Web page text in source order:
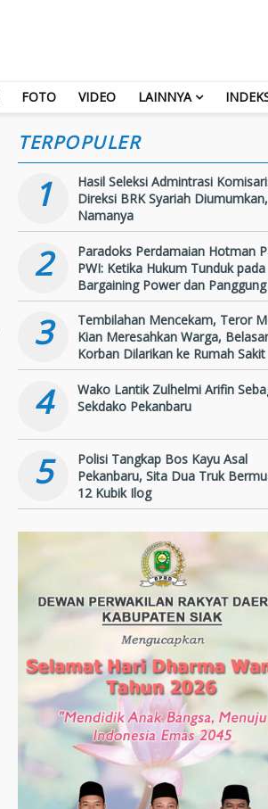
FOTO VIDEO LAINNYA
TERPOPULER
1
Hasil Seleksi Admintrasi
Direksi BRK Syariah
Namanya
2
Paradoks Perdamaian Hotman
PWI: Ketika Hukum Tunduk pada
Bargaining Power dan
3
Tembilahan Mencekam, Teror
Kian Meresahkan Warga,
Korban Dilarikan ke Rumah Sakit
4
Wako Lantik Zulhelmi Arifin
Sekdako Pekanbaru
5
Polisi Tangkap Bos Kayu Asal
Pekanbaru, Sita Dua Truk
12 Kubik Ilog